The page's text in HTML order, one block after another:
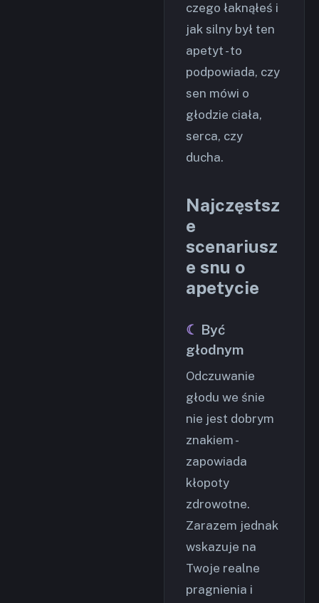
czego łaknąłeś i
jak silny był ten
apetyt - to
podpowiada, czy
sen mówi o
głodzie ciała,
serca, czy
ducha.
Najczęstsz
e
scenariusz
e snu o
apetycie
Być
głodnym
Odczuwanie
głodu we śnie
nie jest dobrym
znakiem -
zapowiada
kłopoty
zdrowotne.
Zarazem jednak
wskazuje na
Twoje realne
pragnienia i